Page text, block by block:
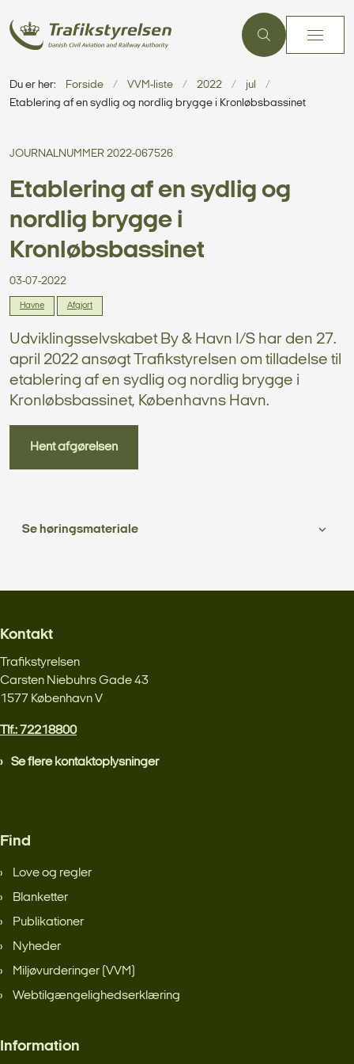
Du er her: Forside VVM-liste 2022
jul
Etablering af en sydlig og nordlig brygge i Kronløbsbassinet
JOURNALNUMMER 2022-067526
Etablering af en sydlig og
nordlig brygge i
Kronløbsbassinet
03-07-2022
Havne Afgjort
Udviklingsselvskabet By & Havn I/S har den 27.
april 2022 ansøgt Trafikstyrelsen om tilladelse til
etablering af en sydlig og nordlig brygge i
Kronløbsbassinet, Københavns Havn.
Hent afgørelsen
Se høringsmateriale
Kontakt
Trafikstyrelsen
Carsten Niebuhrs Gade 43
1577 København V
Tlf.: 72218800
Se flere kontaktoplysninger
Find
Love og regler
Blanketter
Publikationer
Nyheder
Miljøvurderinger (VVM)
Webtilgængelighedserklæring
Information